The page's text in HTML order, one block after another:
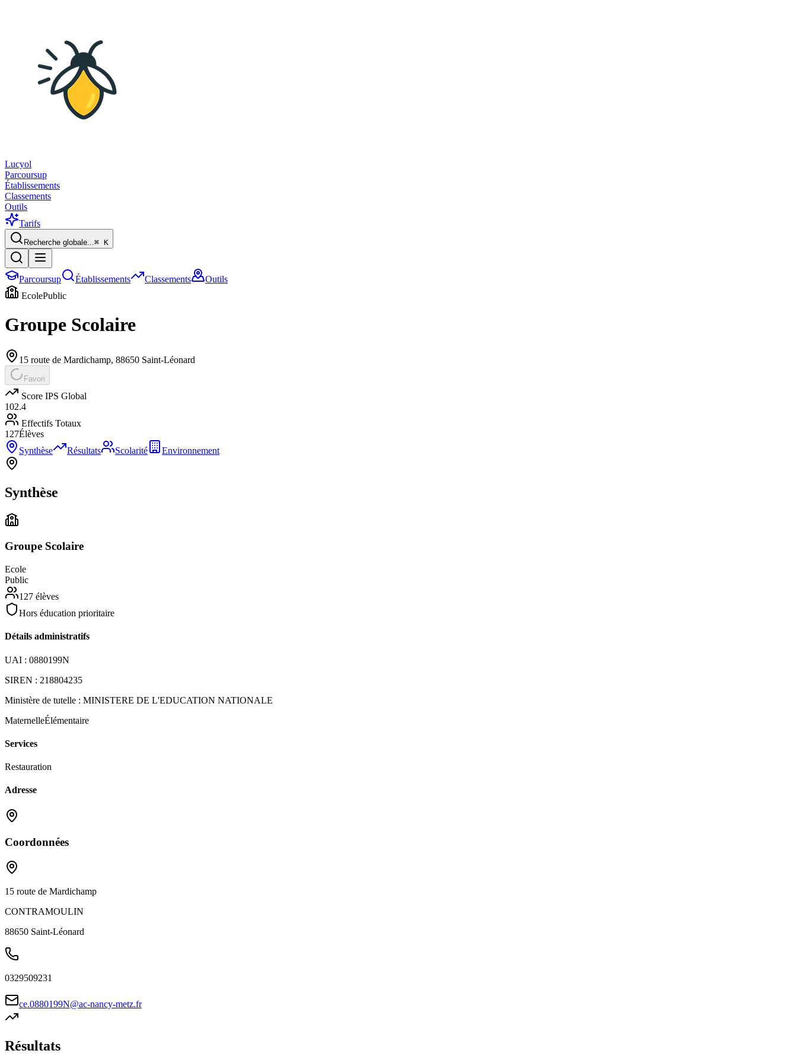
Lucyol
Parcoursup
Établissements
Classements
Outils
Tarifs
Recherche globale...⌘ K
Parcoursup Établissements Classements
Outils
EcolePublic
Groupe Scolaire
15 route de Mardichamp, 88650 Saint-Léonard
Favori
Score IPS Global
102.4
Effectifs Totaux
127Élèves
Synthèse
Résultats Scolarité Environnement
Synthèse
Groupe Scolaire
Ecole
Public
127 élèves
Hors éducation prioritaire
Détails administratifs
UAI : 0880199N
SIREN : 218804235
Ministère de tutelle : MINISTERE DE L'EDUCATION NATIONALE
MaternelleÉlémentaire
Services
Restauration
Adresse
Coordonnées
15 route de Mardichamp
CONTRAMOULIN
88650 Saint-Léonard
0329509231
ce.0880199N@ac-nancy-metz.fr
Résultats